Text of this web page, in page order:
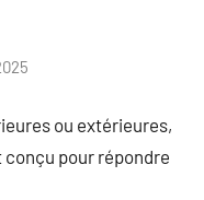
ou extérieures,
pour répondre